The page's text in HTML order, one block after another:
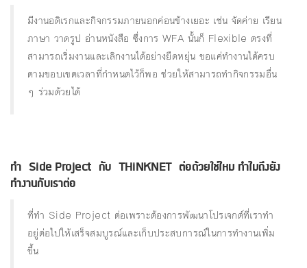
มีงานอดิเรกและกิจกรรมภายนอกค่อนข้างเยอะ เช่น จัดค่าย เรียน
ภาษา วาดรูป อ่านหนังสือ ซึ่งการ WFA นั้นก็ Flexible ตรงที่
สามารถเริ่มงานและเลิกงานได้อย่างยืดหยุ่น ขอแค่ทำงานได้ครบ
ตามขอบเขตเวลาที่กำหนดไว้ก็พอ ช่วยให้สามารถทำกิจกรรมอื่น
ๆ ร่วมด้วยได้
ทํา Side Project กับ THiNKNET ต่อด้วยใช่ไหม ทําไมถึงยัง
ทำงานกับเราต่อ
ที่ทำ Side Project ต่อเพราะต้องการพัฒนาโปรเจกต์ที่เราทำ
อยู่ต่อไปให้เสร็จสมบูรณ์และเก็บประสบการณ์ในการทำงานเพิ่ม
ขึ้น